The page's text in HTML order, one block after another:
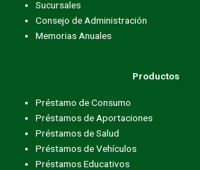
Sucursales
Consejo de Administración
Memorias Anuales
Productos
Préstamo de Consumo
Préstamos de Aportaciones
Préstamos de Salud
Préstamos de Vehículos
Préstamos Educativos